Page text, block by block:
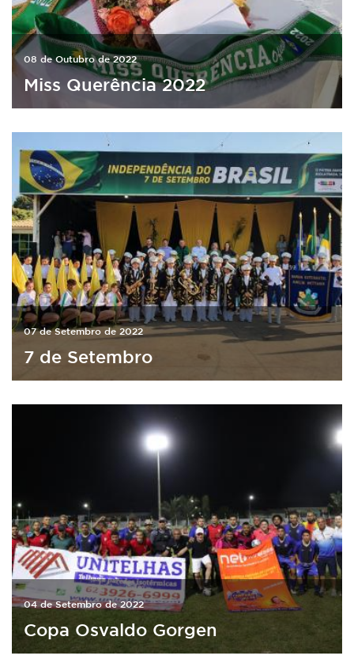
08 de Outubro de 2022
Miss Querência 2022
07 de Setembro de 2022
7 de Setembro
04 de Setembro de 2022
Copa Osvaldo Gorgen